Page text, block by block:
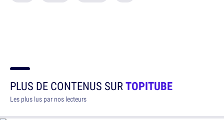
PLUS DE CONTENUS SURTOPITUBE
Les plus lus par nos lecteurs